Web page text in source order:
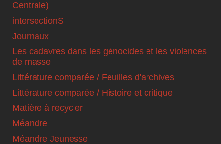
Centrale)
intersectionS
Journaux
Les cadavres dans les génocides et les violences
de masse
Littérature comparée / Feuilles d'archives
Littérature comparée / Histoire et critique
Matière à recycler
Méandre
Méandre Jeunesse